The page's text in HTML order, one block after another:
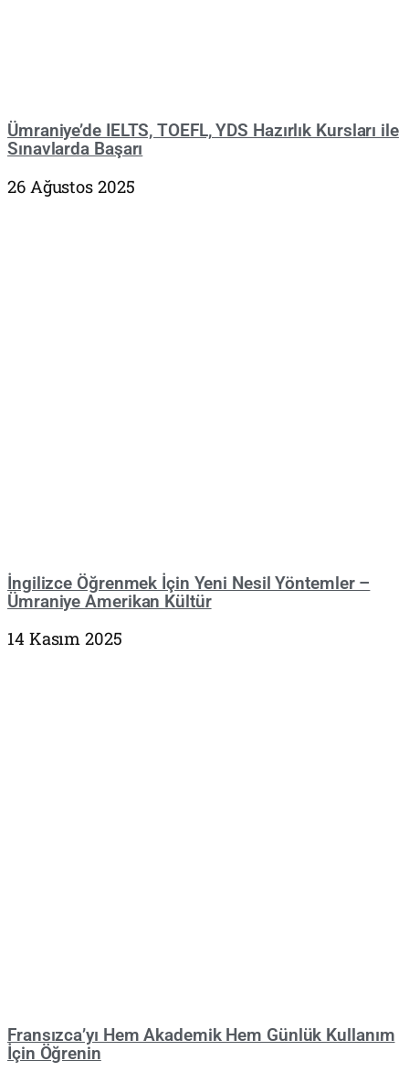
Ümraniye’de IELTS, TOEFL, YDS Hazırlık Kursları ile
Sınavlarda Başarı
26 Ağustos 2025
İngilizce Öğrenmek İçin Yeni Nesil Yöntemler –
Ümraniye Amerikan Kültür
14 Kasım 2025
Fransızca’yı Hem Akademik Hem Günlük Kullanım
İçin Öğrenin